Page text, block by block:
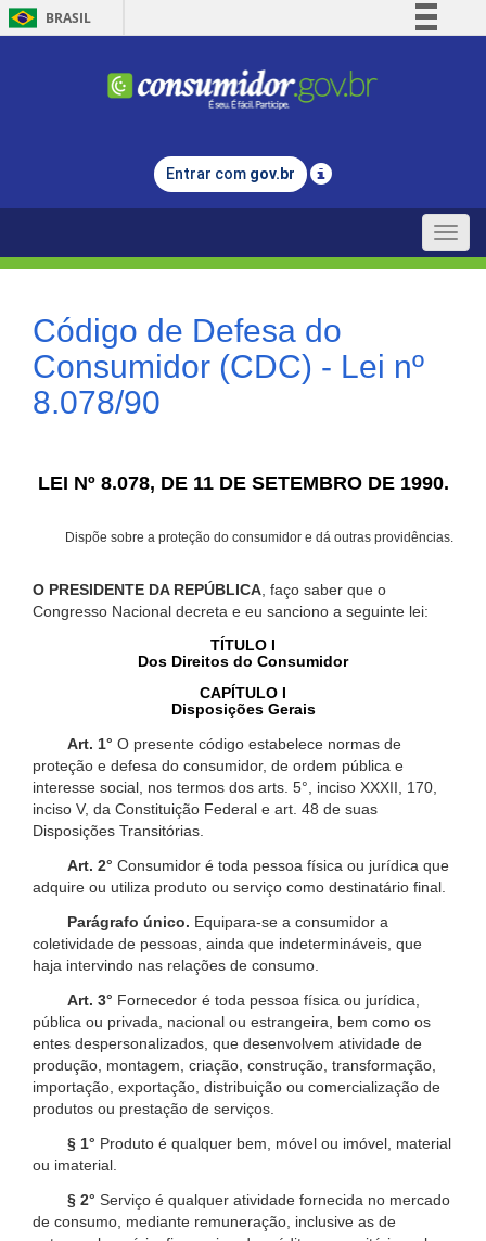
BRASIL
Comunica BR
Legislação
Entrar com gov.br
Toggle
Código de Defesa do
Consumidor (CDC) - Lei nº
8.078/90
LEI Nº 8.078, DE 11 DE SETEMBRO DE 1990.
Dispõe sobre a proteção do consumidor e dá outras providências.
O PRESIDENTE DA REPÚBLICA , faço saber que o
Congresso Nacional decreta e eu sanciono a seguinte lei:
TÍTULO I
Dos Direitos do Consumidor
CAPÍTULO I
Disposições Gerais
Art. 1° O presente código estabelece normas de
proteção e defesa do consumidor, de ordem pública e
interesse social, nos termos dos arts. 5°, inciso XXXII, 170,
inciso V, da Constituição Federal e art. 48 de suas
Disposições Transitórias.
Art. 2° Consumidor é toda pessoa física ou jurídica que
adquire ou utiliza produto ou serviço como destinatário final.
Parágrafo único. Equipara-se a consumidor a
coletividade de pessoas, ainda que indetermináveis, que
haja intervindo nas relações de consumo.
Art. 3° Fornecedor é toda pessoa física ou jurídica,
pública ou privada, nacional ou estrangeira, bem como os
entes despersonalizados, que desenvolvem atividade de
produção, montagem, criação, construção, transformação,
importação, exportação, distribuição ou comercialização de
produtos ou prestação de serviços.
§ 1° Produto é qualquer bem, móvel ou imóvel, material
ou imaterial.
§ 2° Serviço é qualquer atividade fornecida no mercado
de consumo, mediante remuneração, inclusive as de